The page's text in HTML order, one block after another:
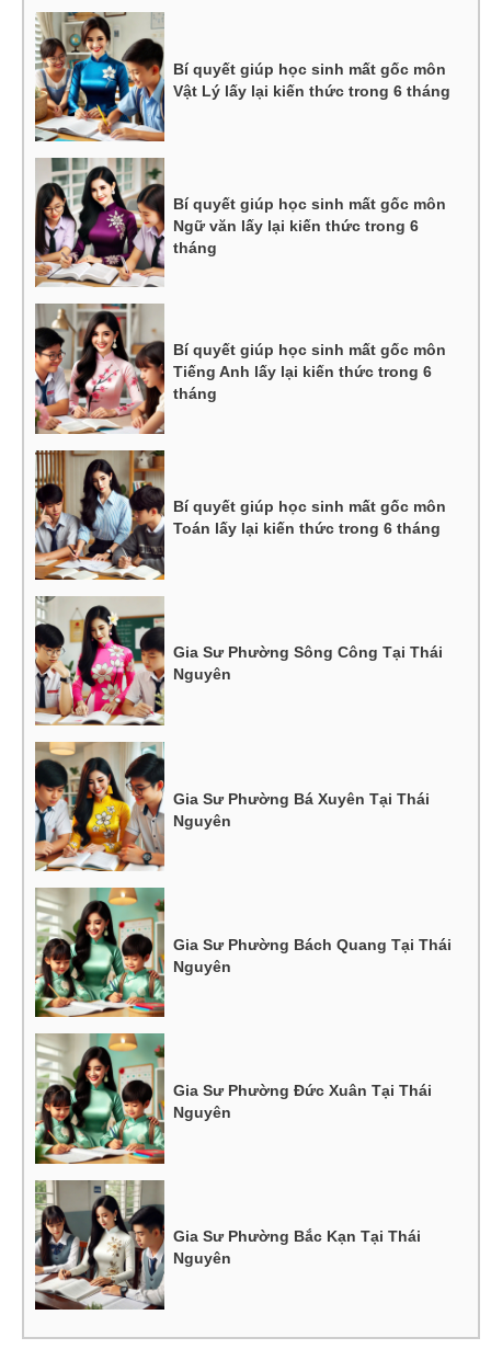
Bí quyết giúp học sinh mất gốc môn
Vật Lý lấy lại kiến thức trong 6 tháng
Bí quyết giúp học sinh mất gốc môn
Ngữ văn lấy lại kiến thức trong 6
tháng
Bí quyết giúp học sinh mất gốc môn
Tiếng Anh lấy lại kiến thức trong 6
tháng
Bí quyết giúp học sinh mất gốc môn
Toán lấy lại kiến thức trong 6 tháng
Gia Sư Phường Sông Công Tại Thái
Nguyên
Gia Sư Phường Bá Xuyên Tại Thái
Nguyên
Gia Sư Phường Bách Quang Tại Thái
Nguyên
Gia Sư Phường Đức Xuân Tại Thái
Nguyên
Gia Sư Phường Bắc Kạn Tại Thái
Nguyên